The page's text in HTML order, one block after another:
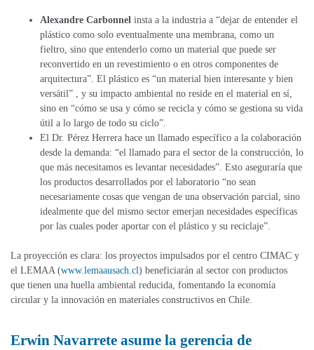
Alexandre Carbonnel insta a la industria a “dejar de entender el
plástico como solo eventualmente una membrana, como un
fieltro, sino que entenderlo como un material que puede ser
reconvertido en un revestimiento o en otros componentes de
arquitectura”. El plástico es “un material bien interesante y bien
versátil” , y su impacto ambiental no reside en el material en sí,
sino en “cómo se usa y cómo se recicla y cómo se gestiona su vida
útil a lo largo de todo su ciclo”.
El Dr. Pérez Herrera hace un llamado específico a la colaboración
desde la demanda: “el llamado para el sector de la construcción, lo
que más necesitamos es levantar necesidades”. Esto aseguraría que
los productos desarrollados por el laboratorio “no sean
necesariamente cosas que vengan de una observación parcial, sino
idealmente que del mismo sector emerjan necesidades específicas
por las cuales poder aportar con el plástico y su reciclaje”.
La proyección es clara: los proyectos impulsados por el centro CIMAC y
el LEMAA (www.lemaausach.cl) beneficiarán al sector con productos
que tienen una huella ambiental reducida, fomentando la economía
circular y la innovación en materiales constructivos en Chile.
Erwin Navarrete asume la gerencia de